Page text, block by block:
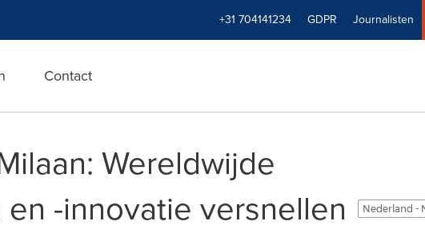
+31 704141234 GDPR Journalisten
Contact
Wereldwijde
-innovatie versnellen
Nederland -